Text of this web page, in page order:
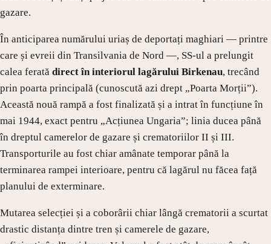
gazare.
În anticiparea numărului uriaș de deportați maghiari — printre
care și evreii din Transilvania de Nord —, SS-ul a prelungit
calea ferată direct în interiorul lagărului Birkenau, trecând
prin poarta principală (cunoscută azi drept „Poarta Morții”).
Această nouă rampă a fost finalizată și a intrat în funcțiune în
mai 1944, exact pentru „Acțiunea Ungaria”; linia ducea până
în dreptul camerelor de gazare și crematoriilor II și III.
Transporturile au fost chiar amânate temporar până la
terminarea rampei interioare, pentru că lagărul nu făcea față
planului de exterminare.
Mutarea selecției și a coborârii chiar lângă crematorii a scurtat
drastic distanța dintre tren și camerele de gazare,